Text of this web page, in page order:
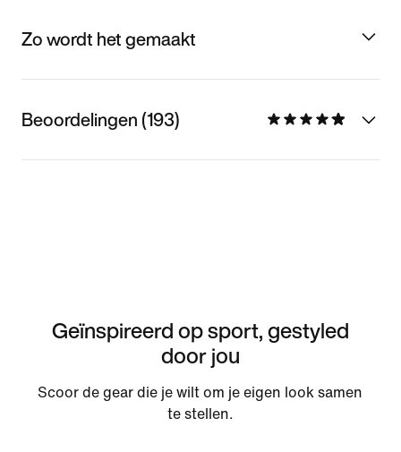
Zo wordt het gemaakt
Beoordelingen (193)
Geïnspireerd op sport, gestyled
door jou
Scoor de gear die je wilt om je eigen look samen
te stellen.